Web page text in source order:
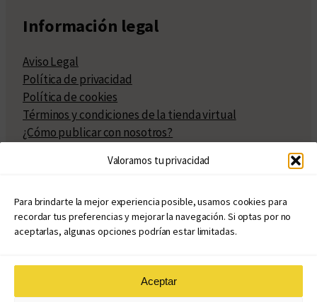
Valoramos tu privacidad
Para brindarte la mejor experiencia posible, usamos cookies para
recordar tus preferencias y mejorar la navegación. Si optas por no
aceptarlas, algunas opciones podrían estar limitadas.
Aceptar
Información legal
Aviso Legal
Política de privacidad
Política de cookies
Términos y condiciones de la tienda virtual
¿Cómo publicar con nosotros?
Políticas de publicación
Políticas de coedición
Atribuciones